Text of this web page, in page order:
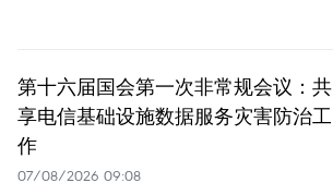
第十六届国会第一次非常规会议：共
享电信基础设施数据服务灾害防治工
作
07/08/2026 09:08